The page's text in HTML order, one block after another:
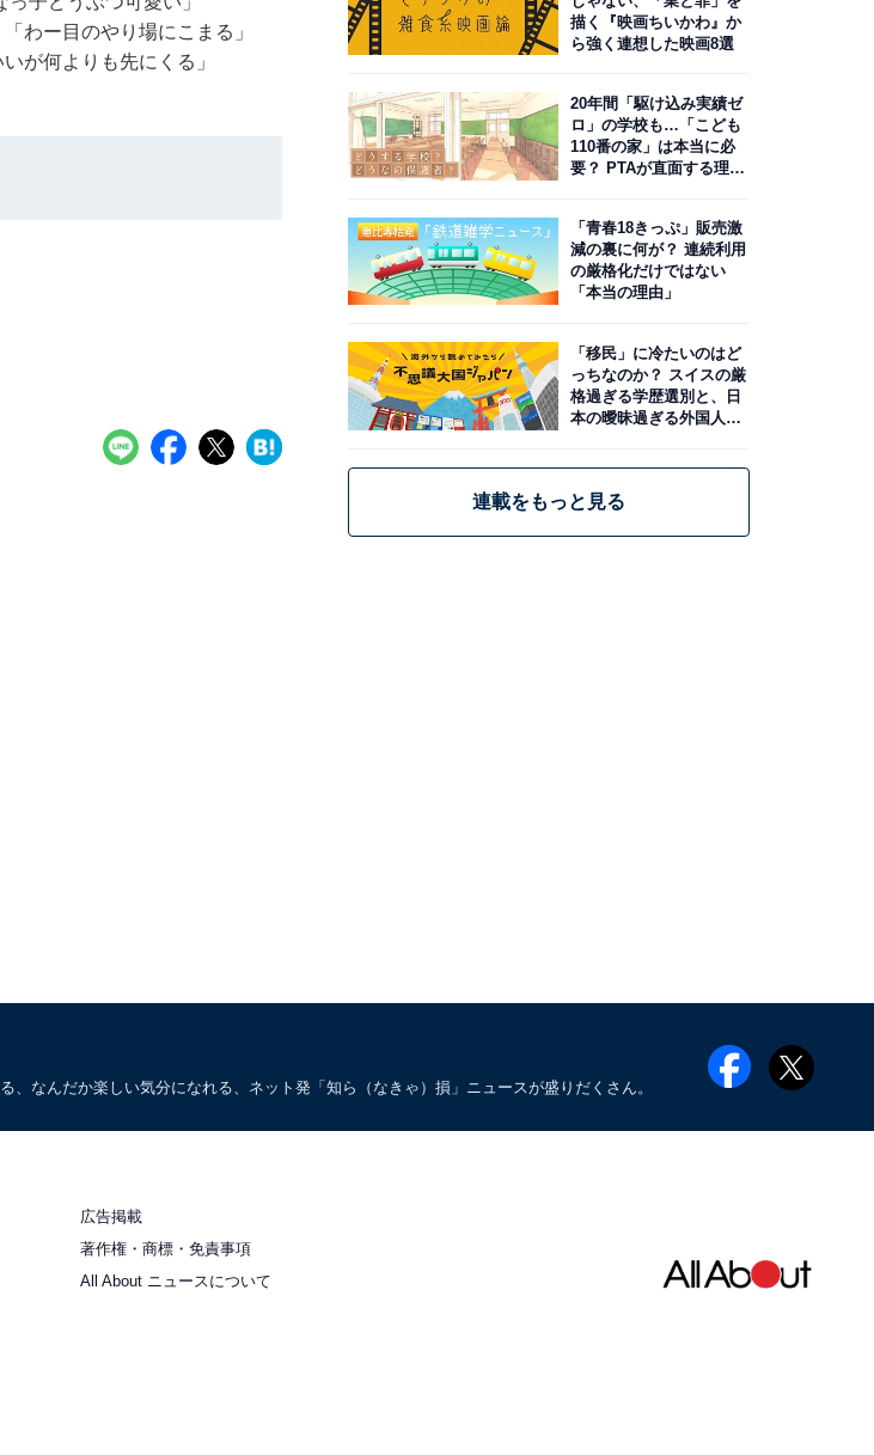
わー目のやり場にこまる」
が何よりも先にくる」
描く『映画ちいかわ』か
ら強く連想した映画8選
20年間「駆け込み実績ゼ
ロ」の学校も…「こども
110番の家」は本当に必
要？ PTAが直面する理想
「青春18きっぷ」販売激
減の裏に何が？ 連続利用
の厳格化だけではない
「本当の理由」
「移民」に冷たいのはど
っちなのか？ スイスの厳
格過ぎる学歴選別と、日
本の曖昧過ぎる外国人政
連載をもっと見る
なんだか楽しい気分になれる、ネット発「知ら（なきゃ）損」ニュースが盛りだくさん。
広告掲載
著作権・商標・免責事項
All About ニュースについて